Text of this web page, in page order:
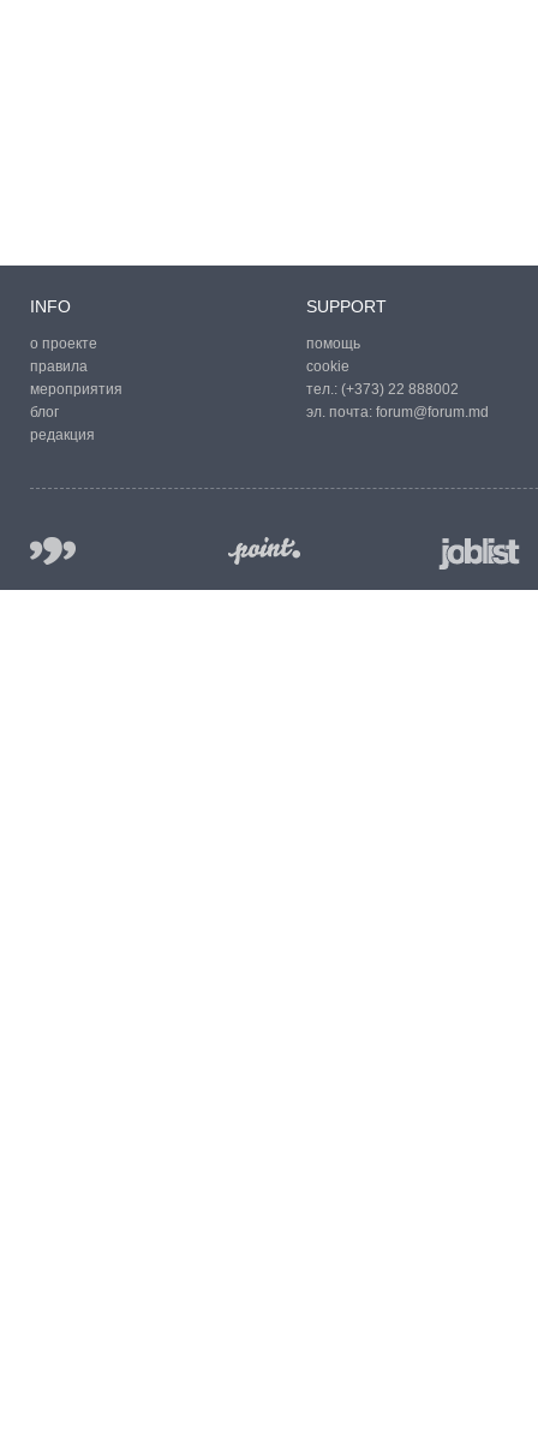
INFO
о проекте
правила
мероприятия
блог
редакция
SUPPORT
помощь
cookie
тел.: (+373) 22 888002
эл. почта: forum@forum.md